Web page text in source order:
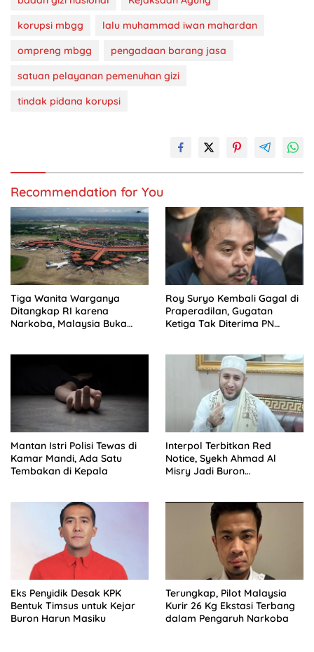
korupsi mbgg
lalu muhammad iwan mahardan
ompreng mbgg
pengadaan barang jasa
satuan pelayanan pemenuhan gizi
tindak pidana korupsi
Recommendation for You
Tiga Wanita Warganya
Ditangkap RI karena
Narkoba, Malaysia Buka
Roy Suryo Kembali Gagal di
Praperadilan, Gugatan
Ketiga Tak Diterima PN
Mantan Istri Polisi Tewas di
Kamar Mandi, Ada Satu
Tembakan di Kepala
Interpol Terbitkan Red
Notice, Syekh Ahmad Al
Misry Jadi Buron
Eks Penyidik Desak KPK
Bentuk Timsus untuk Kejar
Buron Harun Masiku
Terungkap, Pilot Malaysia
Kurir 26 Kg Ekstasi Terbang
dalam Pengaruh Narkoba